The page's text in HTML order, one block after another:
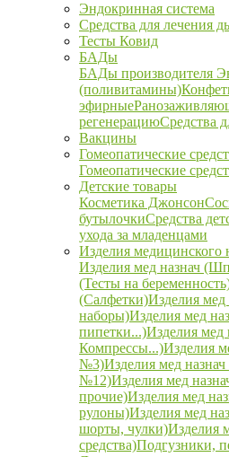
Эндокринная система
Средства для лечения
Тесты Ковид
БАДы
БАДы производителя
(поливитамины)
эфирные
регенерациюСредства
Вакцины
Гомеопатические
Гомеопатические
Детские товары
Косметика Джонсон
бутылочкиСредства
ухода за младенцами
Изделия медицинского
Изделия мед назнач
(Тесты на
(Салфетки)Изделия мед
наборы)Изделия мед
пипетки...)Изделия мед
Компрессы...)Изделия
№3)Изделия мед
№12)Изделия мед
прочие)Изделия мед
рулоны)Изделия мед
шорты, чулки)Изделия
средства)Подгузники,